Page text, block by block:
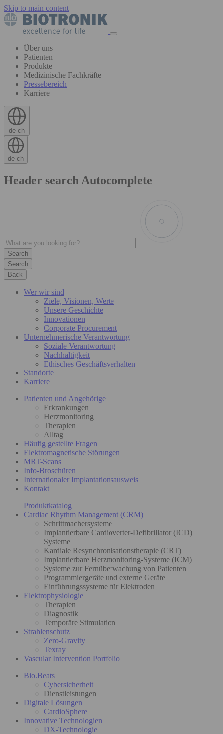
Skip to main content
Über uns
Patienten
Produkte
Medizinische Fachkräfte
Pressebereich
Karriere
de-ch
de-ch
Header search Autocomplete
Search
Back
Wer wir sind
Ziele, Visionen, Werte
Unsere Geschichte
Innovationen
Corporate Procurement
Unternehmerische Verantwortung
Soziale Verantwortung
Nachhaltigkeit
Ethisches Geschäftsverhalten
Standorte
Karriere
Patienten und Angehörige
Erkrankungen
Herzmonitoring
Therapien
Alltag
Häufig gestellte Fragen
Elektromagnetische Störungen
MRT-Scans
Info-Broschüren
Internationaler Implantationsausweis
Kontakt
Produktkatalog
Cardiac Rhythm Management (CRM)
Schrittmachersysteme
Implantierbare Cardioverter-Defibrillator (ICD)
Systeme
Kardiale Resynchronisationstherapie (CRT)
Implantierbare Herzmonitoring-Systeme (ICM)
Systeme zur Fernüberwachung von Patienten
Programmiergeräte und externe Geräte
Einführungssysteme für Elektroden
Elektrophysiologie
Therapien
Diagnostik
Temporäre Stimulation
Strahlenschutz
Zero-Gravity
Texray
Vascular Intervention Portfolio
Bio.Beats
Cybersicherheit
Dienstleistungen
Digitale Lösungen
CardioSphere
Innovative Technologien
DX-Technologie